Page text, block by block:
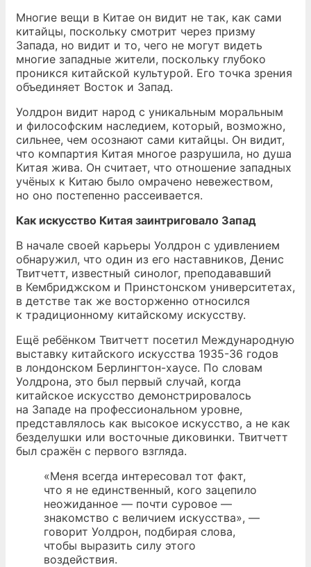
Многие вещи в Китае он видит не так, как сами
китайцы, поскольку смотрит через призму
Запада, но видит и то, чего не могут видеть
многие западные жители, поскольку глубоко
проникся китайской культурой. Его точка зрения
объединяет Восток и Запад.
Уолдрон видит народ с уникальным моральным
и философским наследием, который, возможно,
сильнее, чем осознают сами китайцы. Он видит,
что компартия Китая многое разрушила, но душа
Китая жива. Он считает, что отношение западных
учёных к Китаю было омрачено невежеством,
но оно постепенно рассеивается.
Как искусство Китая заинтриговало Запад
В начале своей карьеры Уолдрон с удивлением
обнаружил, что один из его наставников, Денис
Твитчетт, известный синолог, преподававший
в Кембриджском и Принстонском университетах,
в детстве так же восторженно относился
к традиционному китайскому искусству.
Ещё ребёнком Твитчетт посетил Международную
выставку китайского искусства 1935-36 годов
в лондонском Берлингтон-хаусе. По словам
Уолдрона, это был первый случай, когда
китайское искусство демонстрировалось
на Западе на профессиональном уровне,
представлялось как высокое искусство, а не как
безделушки или восточные диковинки. Твитчетт
был сражён с первого взгляда.
«Меня всегда интересовал тот факт,
что я не единственный, кого зацепило
неожиданное — почти суровое —
знакомство с величием искусства», —
говорит Уолдрон, подбирая слова,
чтобы выразить силу этого
воздействия.